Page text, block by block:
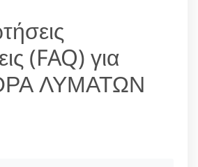
(FAQ) για
ΛΥΜΑΤΩΝ